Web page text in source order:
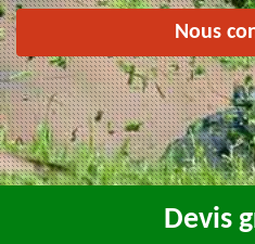
Nous
Devis